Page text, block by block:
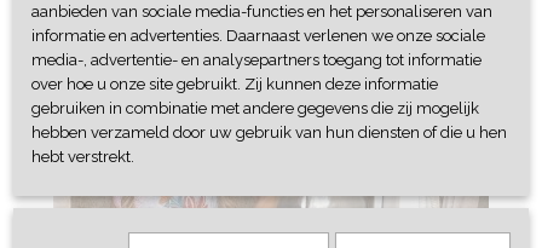
aanbieden van sociale media-functies en het personaliseren van
informatie en advertenties. Daarnaast verlenen we onze sociale
media-, advertentie- en analysepartners toegang tot informatie
over hoe u onze site gebruikt. Zij kunnen deze informatie
gebruiken in combinatie met andere gegevens die zij mogelijk
hebben verzameld door uw gebruik van hun diensten of die u hen
hebt verstrekt.